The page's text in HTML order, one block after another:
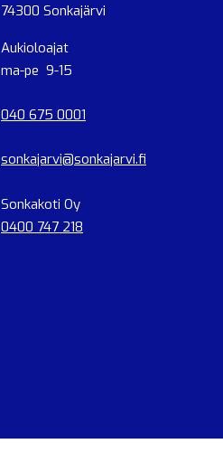
74300 Sonkajärvi
Aukioloajat
ma-pe 9-15
040 675 0001
sonkajarvi@sonkajarvi.fi
Sonkakoti Oy
0400 747 218